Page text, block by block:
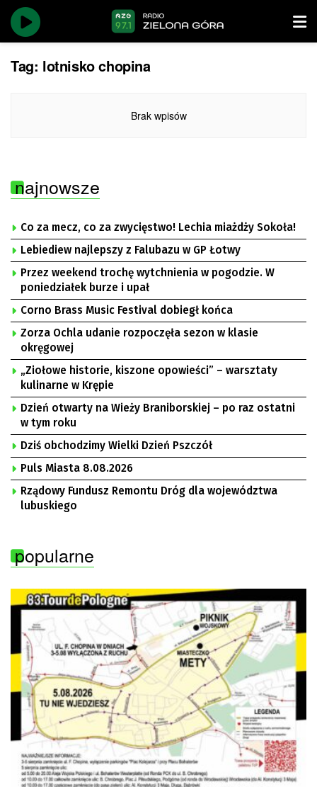
Tag: lotnisko chopina
Brak wpisów
najnowsze
Co za mecz, co za zwycięstwo! Lechia miażdży Sokoła!
Lebiediew najlepszy z Falubazu w GP Łotwy
Przez weekend trochę wytchnienia w pogodzie. W
poniedziałek burze i upał
Corno Brass Music Festival dobiegł końca
Zorza Ochla udanie rozpoczęła sezon w klasie
okręgowej
„Ziołowe historie, kiszone opowieści” – warsztaty
kulinarne w Krępie
Dzień otwarty na Wieży Braniborskiej – po raz ostatni
w tym roku
Dziś obchodzimy Wielki Dzień Pszczół
Puls Miasta 8.08.2026
Rządowy Fundusz Remontu Dróg dla województwa
lubuskiego
popularne